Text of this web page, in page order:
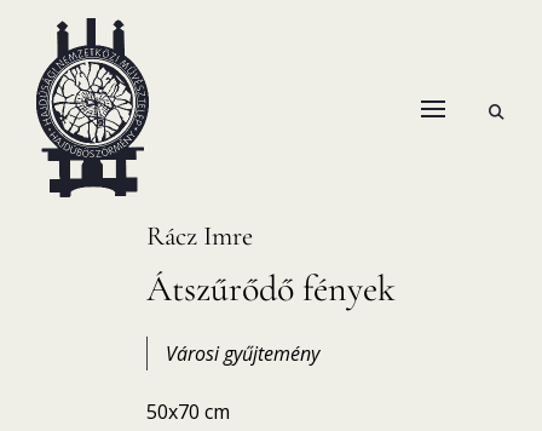
content
HANEMA – Hajdúsági Nemzetközi Művésztelep
open
Rácz Imre
Átszűrődő fények
Városi gyűjtemény
50x70 cm